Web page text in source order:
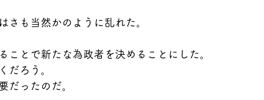
さも当然かのように乱れた。
ことで新たな為政者を決めることにした。
だろう。
だったのだ。